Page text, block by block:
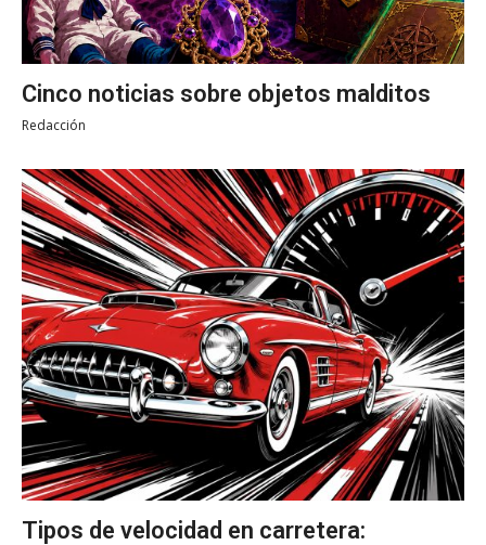
Cinco noticias sobre objetos malditos
Redacción
Tipos de velocidad en carretera: